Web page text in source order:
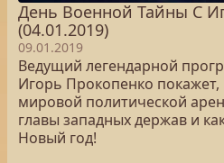
День Военной Тайны С
(04.01.2019)
09.01.2019
Ведущий легендарной
Игорь Прокопенко покажет,
мировой политической
главы западных держав и
Новый год!